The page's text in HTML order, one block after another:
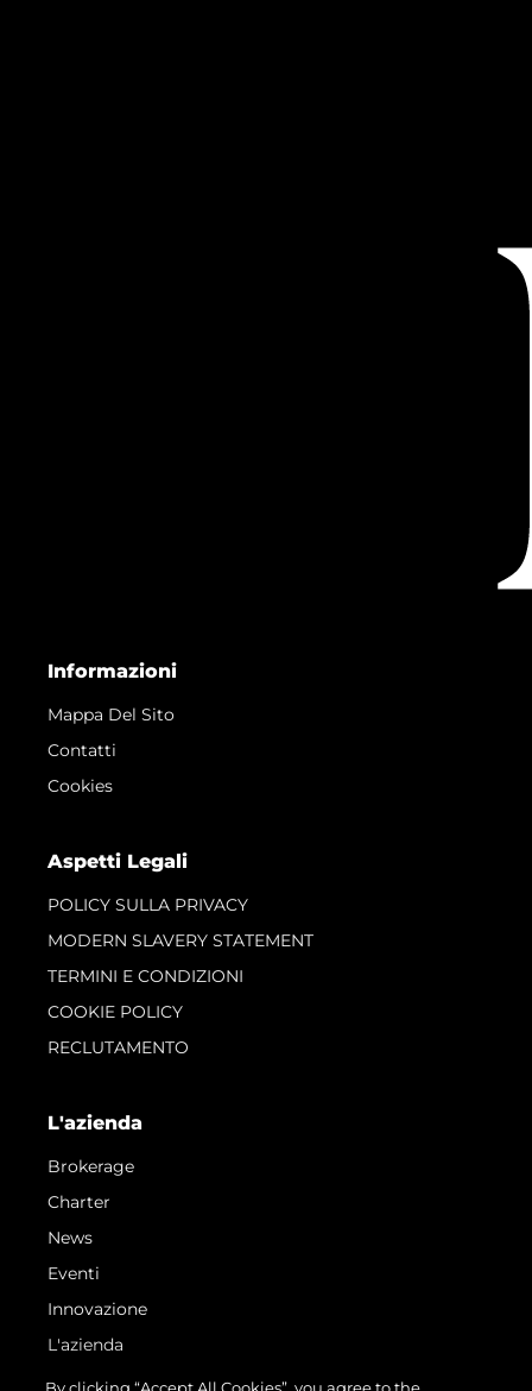
Informazioni
Mappa Del Sito
Contatti
Cookies
Aspetti Legali
POLICY SULLA PRIVACY
MODERN SLAVERY STATEMENT
TERMINI E CONDIZIONI
COOKIE POLICY
RECLUTAMENTO
L'azienda
Brokerage
Charter
News
Eventi
Innovazione
L'azienda
Il Team